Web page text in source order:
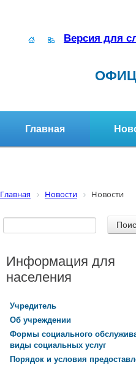
Версия для
Главная
Главная Новости Новости
Информация для
населения
Учредитель
Об учреждении
Формы социального
виды социальных услуг
Порядок и условия